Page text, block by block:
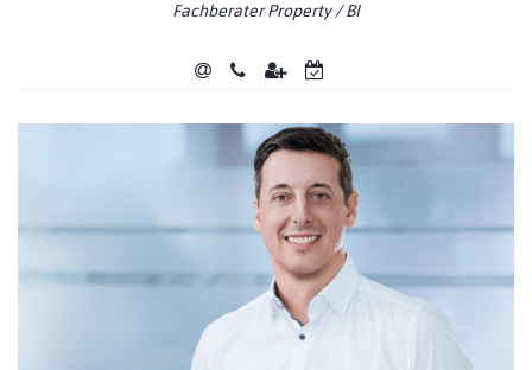
Fachberater Property / BI